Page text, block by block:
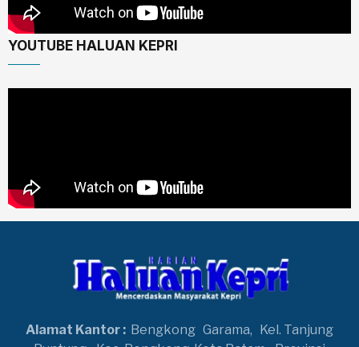
YOUTUBE HALUAN KEPRI
Alamat Kantor : Bengkong Garama, Kel. Tanjung